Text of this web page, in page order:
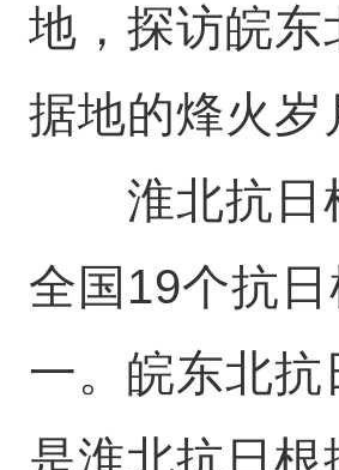
地，探访皖东
据地的烽火岁
淮北抗日
全国19个抗日
一。皖东北抗
是淮北抗日根